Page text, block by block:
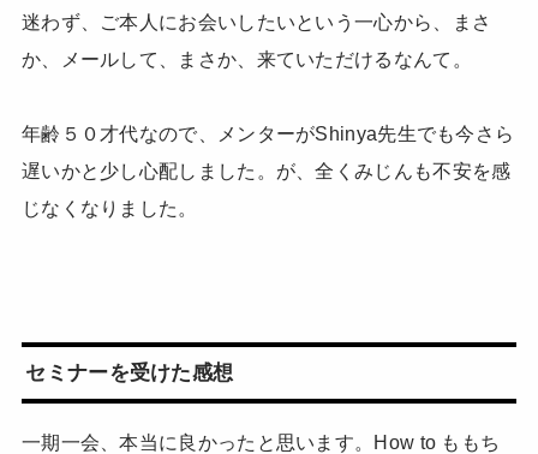
迷わず、ご本人にお会いしたいという一心から、まさ
か、メールして、まさか、来ていただけるなんて。
年齢５０才代なので、メンターがShinya先生でも今さら
遅いかと少し心配しました。が、全くみじんも不安を感
じなくなりました。
セミナーを受けた感想
一期一会、本当に良かったと思います。How to ももち